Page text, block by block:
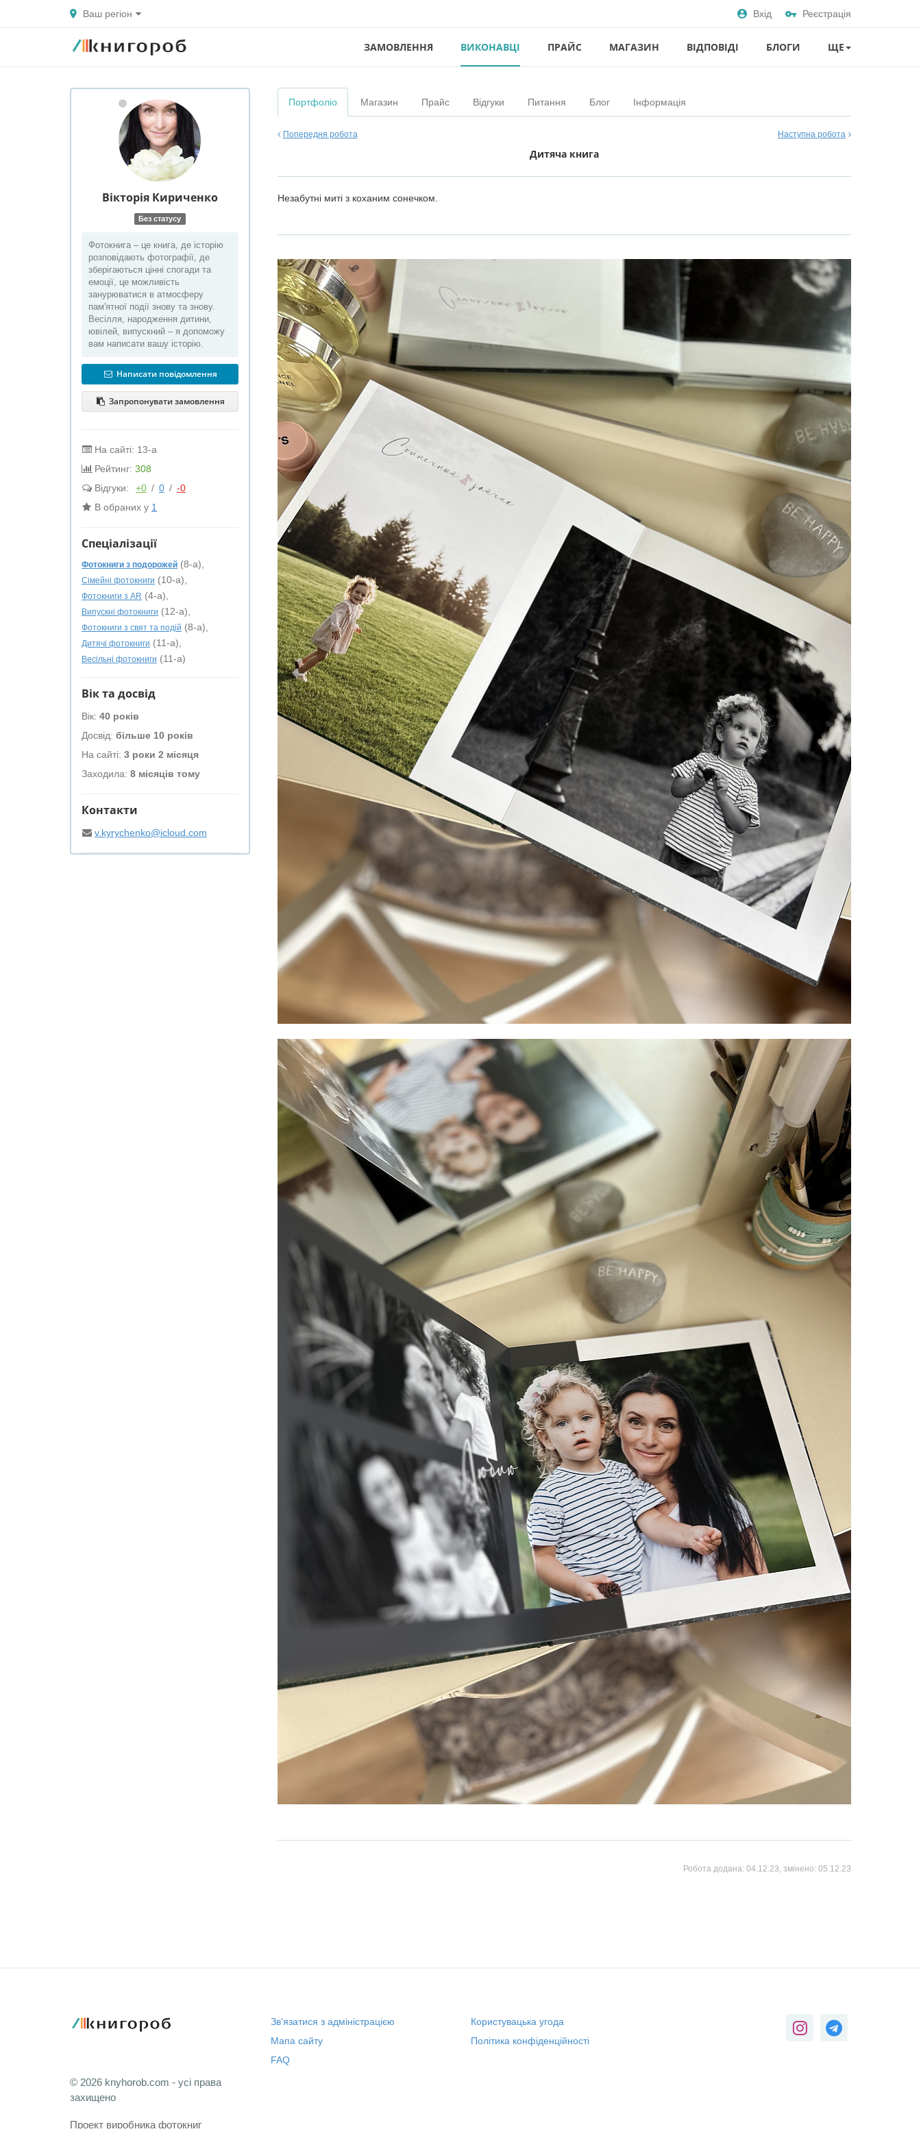
Ваш регіон Вхід Реєстрація
ЗАМОВЛЕННЯ ВИКОНАВЦІ ПРАЙС МАГАЗИН ВІДПОВІДІ БЛОГИ ЩЕ
Вікторія Кириченко
Без статусу
Фотокнига – це книга, де історію
розповідають фотографії, де
зберігаються цінні спогади та
емоції, це можливість
занурюватися в атмосферу
пам'ятної події знову та знову.
Весілля, народження дитини,
ювілей, випускний – я допоможу
вам написати вашу історію.
Написати повідомлення
Запропонувати замовлення
На сайті: 13-а
Рейтинг: 308
Відгуки:
+0 / 0 / -0
В обраних у 1
Спеціалізації
Фотокниги з подорожей (8-а),
Сімейні фотокниги (10-а),
Фотокниги з AR (4-а),
Випускні фотокниги (12-а),
Фотокниги з свят та подій (8-а),
Дитячі фотокниги (11-а),
Весільні фотокниги (11-а)
Вік та досвід
Вік: 40 років
Досвід: більше 10 років
На сайті: 3 роки 2 місяця
Заходила: 8 місяців тому
Контакти
v.kyrychenko@icloud.com
Портфоліо Магазин Прайс Відгуки Питання Блог Інформація
Попередня робота Наступна робота
Дитяча книга
Незабутні миті з коханим сонечком.
Робота додана: 04.12.23 , змінено: 05.12.23
© 2026 knyhorob.com - усі права
захищено
Проект виробника фотокниг
Зв'язатися з адміністрацією
Мапа сайту
FAQ
Користувацька угода
Політика конфіденційності